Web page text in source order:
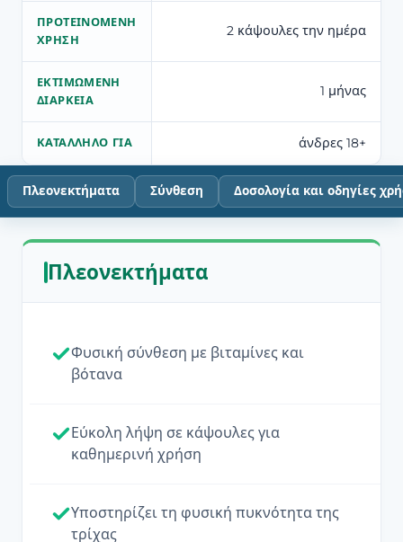
ΠΡΟΤΕΙΝΌΜΕΝΗ
ΧΡΉΣΗ
2 κάψουλες την ημέρα
ΕΚΤΙΜΏΜΕΝΗ
ΔΙΆΡΚΕΙΑ
1 μήνας
ΚΑΤΆΛΛΗΛΟ ΓΙΑ άνδρες 18+
Πλεονεκτήματα Σύνθεση Δοσολογία και οδηγίες
Πλεονεκτήματα
Φυσική σύνθεση με βιταμίνες και
βότανα
Εύκολη λήψη σε κάψουλες για
καθημερινή χρήση
Υποστηρίζει τη φυσική πυκνότητα της
τρίχας